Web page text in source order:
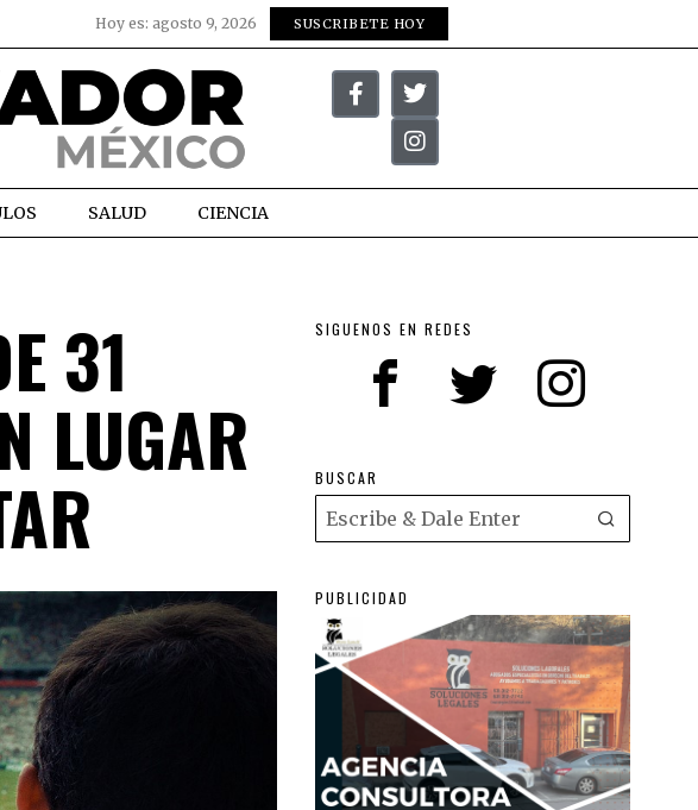
Hoy es: agosto 9, 2026 SUSCRIBETE HOY
SALUD CIENCIA
31
LUGAR
SIGUENOS EN REDES
BUSCAR
PUBLICIDAD